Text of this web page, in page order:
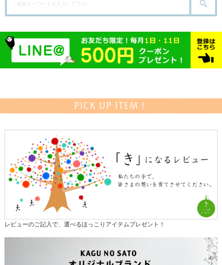
レビューのご記入で、選べるほっこりアイテムプレゼント！